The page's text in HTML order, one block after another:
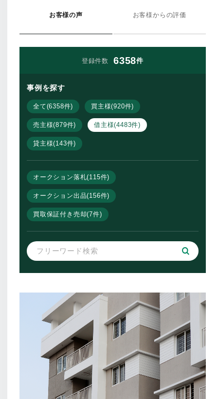
お客様の声 お客様からの評価
登録件数 6358件
事例を探す
全て(6358件) 買主様(920件)
売主様(879件) 借主様(4483件)
貸主様(143件)
オークション落札(115件)
オークション出品(156件)
買取保証付き売却(7件)